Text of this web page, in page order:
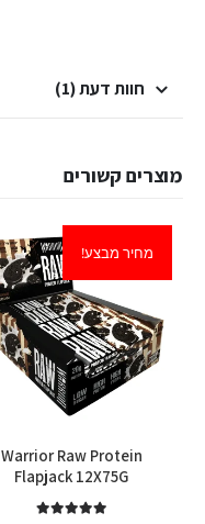
חוות דעת (1)
מוצרים קשורים
מחיר מבצע!
Warrior Raw Protein
Flapjack 12X75G